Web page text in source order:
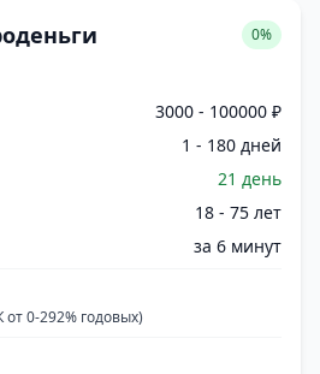
0%
3000 - 100000 ₽
1 - 180 дней
21 день
18 - 75 лет
за 6 минут
0-292% годовых)